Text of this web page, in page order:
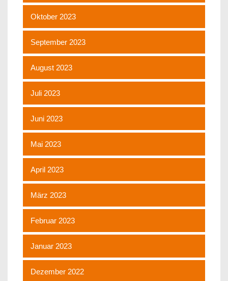
Oktober 2023
September 2023
August 2023
Juli 2023
Juni 2023
Mai 2023
April 2023
März 2023
Februar 2023
Januar 2023
Dezember 2022